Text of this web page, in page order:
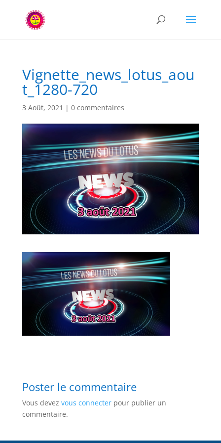
Vignette_news_lotus_aou
t_1280-720
3 Août, 2021 | 0 commentaires
Poster le commentaire
Vous devez vous connecterpour publier un
commentaire.